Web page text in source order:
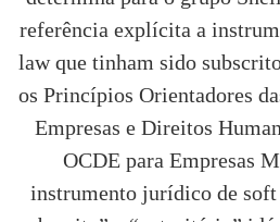
referência explícita a
law que tinham sido
os Princípios Orientadores
Empresas e Direitos
OCDE para Empresas
instrumento jurídico de